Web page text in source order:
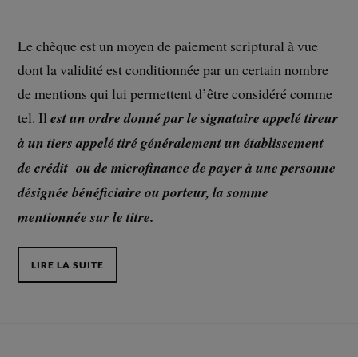
Le chèque est un moyen de paiement scriptural à vue
dont la validité est conditionnée par un certain nombre
de mentions qui lui permettent d’être considéré comme
tel. Ilest un ordre donné par le signataire appelé tireur
à un tiers appelé tiré généralement un établissement
de crédit ou de microfinance de payer à une personne
désignée bénéficiaire ou porteur, la somme
mentionnée sur le titre.
LIRE LA SUITE